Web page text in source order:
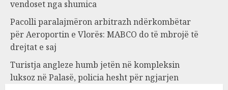
vendoset nga shumica
Pacolli paralajmëron arbitrazh ndërkombëtar
për Aeroportin e Vlorës: MABCO do të mbrojë të
drejtat e saj
Turistja angleze humb jetën në kompleksin
luksoz në Palasë, policia hesht për ngjarjen